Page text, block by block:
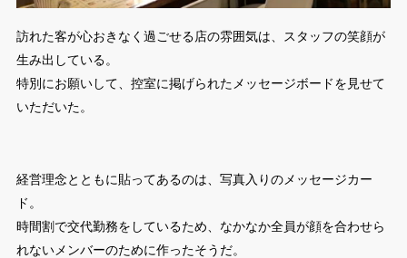
訪れた客が心おきなく過ごせる店の雰囲気は、スタッフの笑顔が
生み出している。
特別にお願いして、控室に掲げられたメッセージボードを見せて
いただいた。
経営理念とともに貼ってあるのは、写真入りのメッセージカー
ド。
時間割で交代勤務をしているため、なかなか全員が顔を合わせら
れないメンバーのために作ったそうだ。